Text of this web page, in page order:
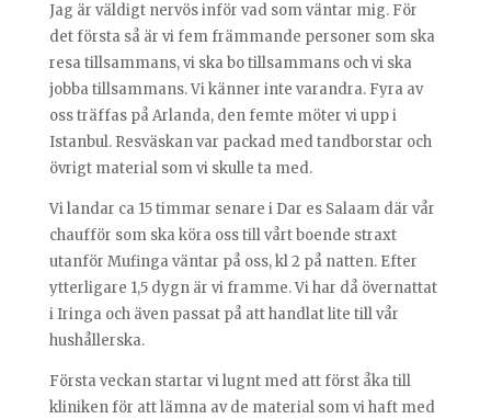
Jag är väldigt nervös inför vad som väntar mig. För
det första så är vi fem främmande personer som ska
resa tillsammans, vi ska bo tillsammans och vi ska
jobba tillsammans. Vi känner inte varandra. Fyra av
oss träffas på Arlanda, den femte möter vi upp i
Istanbul. Resväskan var packad med tandborstar och
övrigt material som vi skulle ta med.
Vi landar ca 15 timmar senare i Dar es Salaam där vår
chaufför som ska köra oss till vårt boende straxt
utanför Mufinga väntar på oss, kl 2 på natten. Efter
ytterligare 1,5 dygn är vi framme. Vi har då övernattat
i Iringa och även passat på att handlat lite till vår
hushållerska.
Första veckan startar vi lugnt med att först åka till
kliniken för att lämna av de material som vi haft med